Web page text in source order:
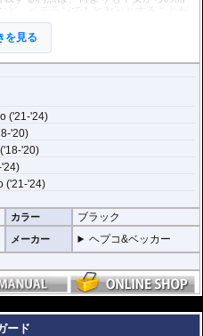
ど、ベテランでもヒヤッとすることが
楽しむことを目指し、製品を開発、
のダメージを防ぐだけでなく、衝撃を
くする効果が期待できます。
防ぐことも大事な機能です。
イプ内部に性質の異なる特殊強化パ
用。
接合ポイントはトライ&エラーより導
し込みタイプとすることで、充分な強
グライフの向上に貢献できるよう工
を見る
('21-'24)
'20)
'20)
('21-'24)
カラー ブラック
メーカー ヘプコ&ベッカー
ード